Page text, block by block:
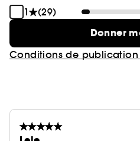
1
(29)
Donner
Conditions de publication